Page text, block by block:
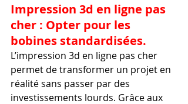
Impression 3d en ligne pas
cher : Opter pour les
bobines standardisées.
L’impression 3d en ligne pas cher
permet de transformer un projet en
réalité sans passer par des
investissements lourds. Grâce aux